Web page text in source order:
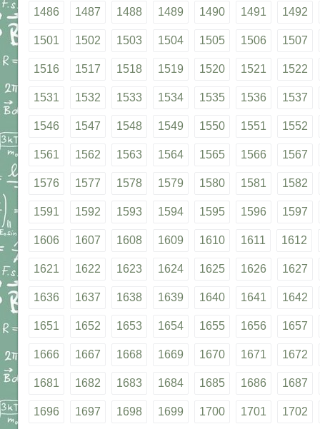
1486 1487 1488 1489 1490 1491 1492
1501 1502 1503 1504 1505 1506 1507
1516 1517 1518 1519 1520 1521 1522
1531 1532 1533 1534 1535 1536 1537
1546 1547 1548 1549 1550 1551 1552
1561 1562 1563 1564 1565 1566 1567
1576 1577 1578 1579 1580 1581 1582
1591 1592 1593 1594 1595 1596 1597
1606 1607 1608 1609 1610 1611 1612
1621 1622 1623 1624 1625 1626 1627
1636 1637 1638 1639 1640 1641 1642
1651 1652 1653 1654 1655 1656 1657
1666 1667 1668 1669 1670 1671 1672
1681 1682 1683 1684 1685 1686 1687
1696 1697 1698 1699 1700 1701 1702